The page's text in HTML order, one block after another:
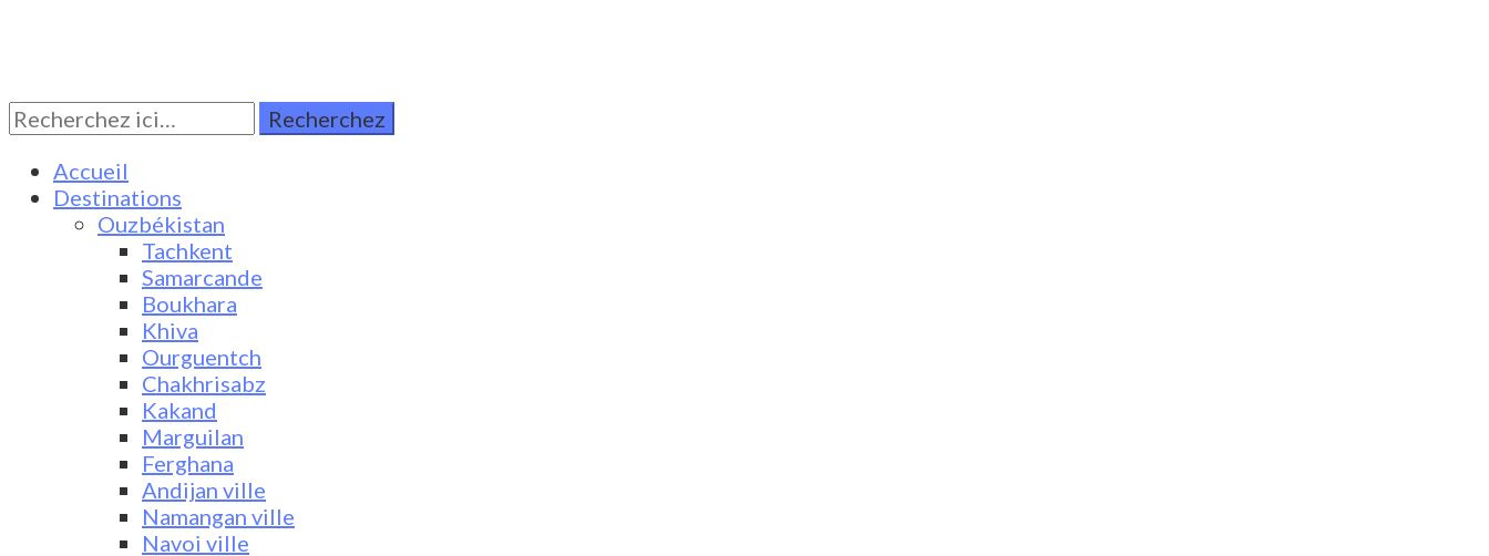
Turkestan Travel
Discover Central Asia
Rechercher:
Accueil
Destinations
Ouzbékistan
Tachkent
Samarcande
Boukhara
Khiva
Ourguentch
Chakhrisabz
Kakand
Marguilan
Ferghana
Andijan ville
Namangan ville
Navoi ville